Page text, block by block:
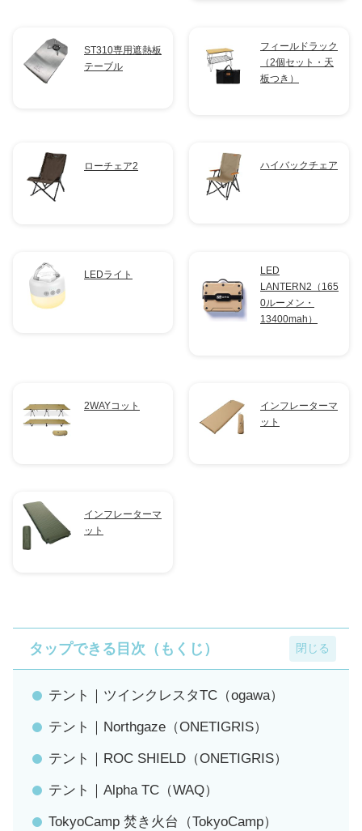
ST310専用遮熱板
テーブル
フィールドラック
（2個セット・天
板つき）
ローチェア2 ハイバックチェア
LEDライト
LED
LANTERN2（165
0ルーメン・
13400mah）
2WAYコット
インフレーターマ
ット
インフレーターマ
ット
タップできる目次（もくじ）
テント｜ツインクレスタTC（ogawa）
テント｜Northgaze（ONETIGRIS）
テント｜ROC SHIELD（ONETIGRIS）
テント｜Alpha TC（WAQ）
TokyoCamp 焚き火台（TokyoCamp）